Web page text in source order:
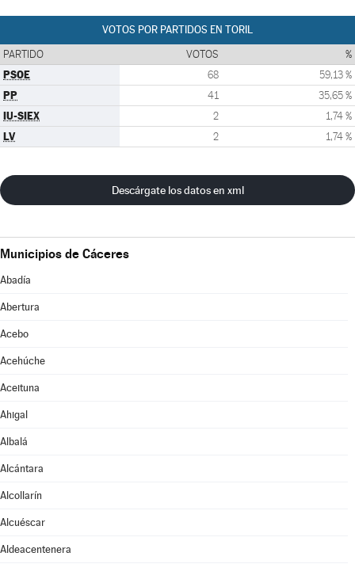
VOTOS POR PARTIDOS EN TORIL
PARTIDO VOTOS %
PSOE 68 59,13 %
PP 41 35,65 %
IU-SIEX 2 1,74 %
LV 2 1,74 %
Descárgate los datos en xml
Municipios de Cáceres
Abadía
Abertura
Acebo
Acehúche
Aceituna
Ahigal
Albalá
Alcántara
Alcollarín
Alcuéscar
Aldeacentenera